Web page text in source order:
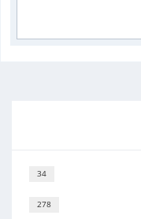
34
278